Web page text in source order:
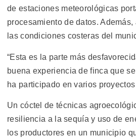
de estaciones meteorológicas
procesamiento de datos.
las condiciones costeras del
“Esta es la parte más
buena experiencia de finca que
ha participado en varios
Un cóctel de técnicas
resiliencia a la sequía y uso de
los productores en un municipio